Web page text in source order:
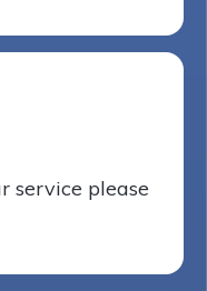
service please